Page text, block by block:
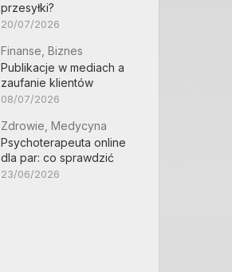
przesyłki?
20/07/2026
Finanse, Biznes
Publikacje w mediach a
zaufanie klientów
08/07/2026
Zdrowie, Medycyna
Psychoterapeuta online
dla par: co sprawdzić
23/06/2026